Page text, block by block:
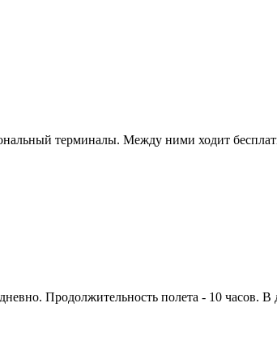
терминалы. Между ними ходит
Продолжительность полета - 10 часов. В